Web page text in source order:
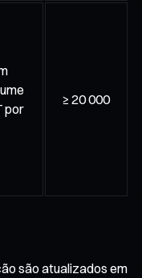
por
≥ 20 000
são atualizados em